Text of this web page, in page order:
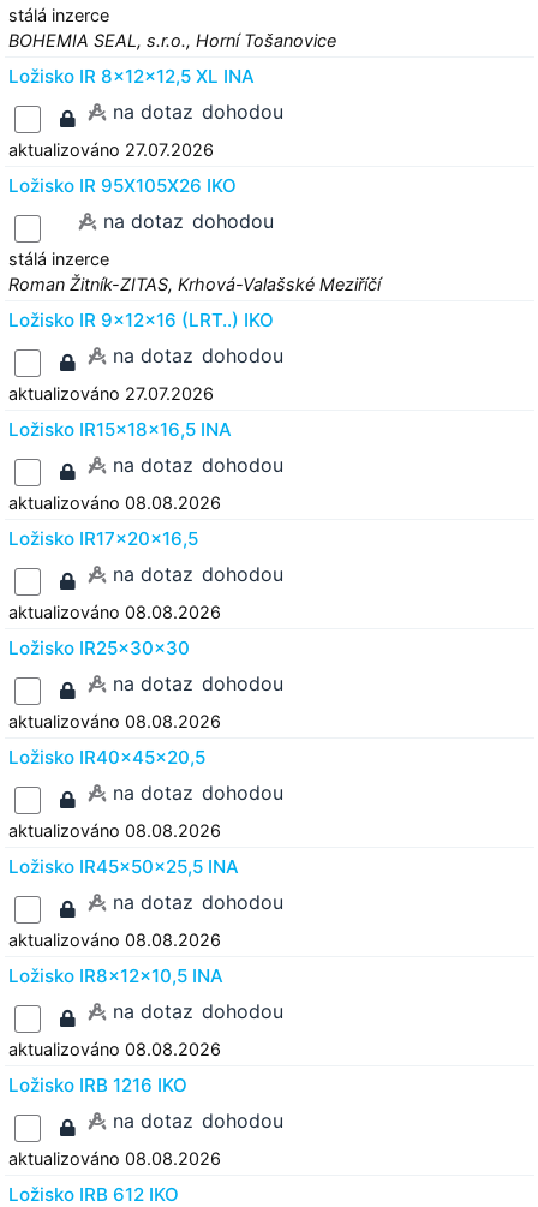
stálá inzerce
BOHEMIA SEAL, s.r.o., Horní Tošanovice
Ložisko IR 8x12x12,5 XL INA
na dotaz dohodou
aktualizováno 27.07.2026
Ložisko IR 95X105X26 IKO
na dotaz dohodou
stálá inzerce
Roman Žitník-ZITAS, Krhová-Valašské Meziříčí
Ložisko IR 9x12x16 (LRT..) IKO
na dotaz dohodou
aktualizováno 27.07.2026
Ložisko IR15x18x16,5 INA
na dotaz dohodou
aktualizováno 08.08.2026
Ložisko IR17x20x16,5
na dotaz dohodou
aktualizováno 08.08.2026
Ložisko IR25x30x30
na dotaz dohodou
aktualizováno 08.08.2026
Ložisko IR40x45x20,5
na dotaz dohodou
aktualizováno 08.08.2026
Ložisko IR45x50x25,5 INA
na dotaz dohodou
aktualizováno 08.08.2026
Ložisko IR8x12x10,5 INA
na dotaz dohodou
aktualizováno 08.08.2026
Ložisko IRB 1216 IKO
na dotaz dohodou
aktualizováno 08.08.2026
Ložisko IRB 612 IKO